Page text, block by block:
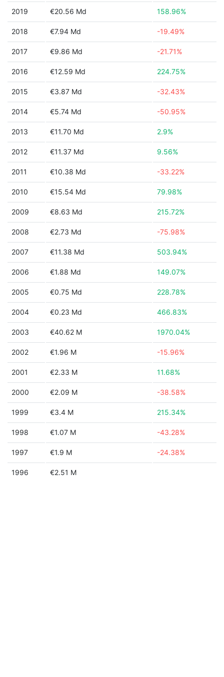
2019 €20.56 Md 158.96%
2018 €7.94 Md -19.49%
2017 €9.86 Md -21.71%
2016 €12.59 Md 224.75%
2015 €3.87 Md -32.43%
2014 €5.74 Md -50.95%
2013 €11.70 Md 2.9%
2012 €11.37 Md 9.56%
2011 €10.38 Md -33.22%
2010 €15.54 Md 79.98%
2009 €8.63 Md 215.72%
2008 €2.73 Md -75.98%
2007 €11.38 Md 503.94%
2006 €1.88 Md 149.07%
2005 €0.75 Md 228.78%
2004 €0.23 Md 466.83%
2003 €40.62 M 1970.04%
2002 €1.96 M -15.96%
2001 €2.33 M 11.68%
2000 €2.09 M -38.58%
1999 €3.4 M 215.34%
1998 €1.07 M -43.28%
1997 €1.9 M -24.38%
1996 €2.51 M